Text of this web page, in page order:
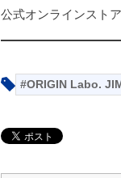
公式オンラインストア
ORIGIN Labo.